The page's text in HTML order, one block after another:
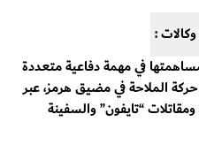
:
مساهمتها في مهمة دفاعية متعددة
الملاحة في مضيق هرمز، عبر
“تايفون” والسفينة